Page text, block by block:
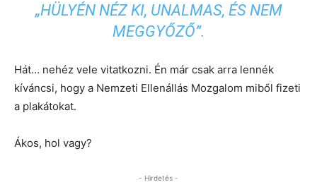
„HÜLYÉN NÉZ KI, UNALMAS, ÉS NEM
MEGGYŐZŐ”.
Hát… nehéz vele vitatkozni. Én már csak arra lennék
kíváncsi, hogy a Nemzeti Ellenállás Mozgalom miből fizeti
a plakátokat.
Ákos, hol vagy?
- Hirdetés -